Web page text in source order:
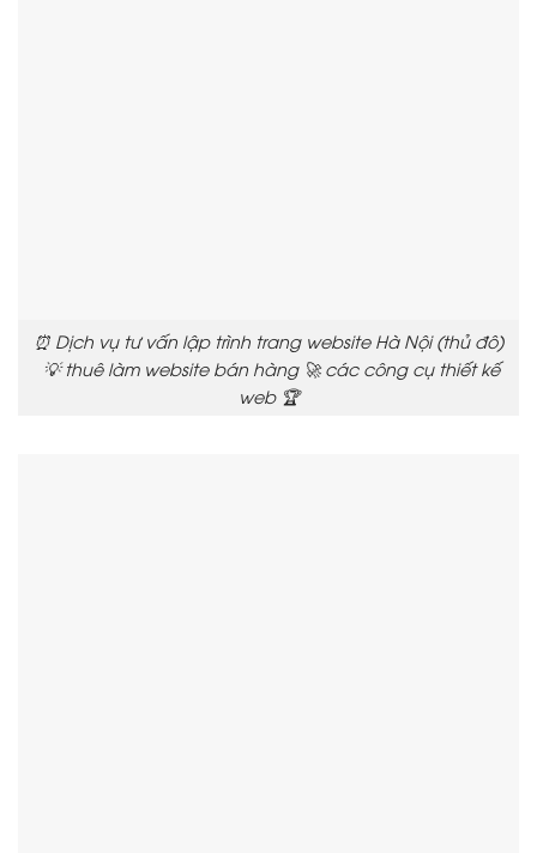
⏰ Dịch vụ tư vấn lập trình trang website Hà Nội (thủ đô)
💡 thuê làm website bán hàng 🚀 các công cụ thiết kế
web 🏆